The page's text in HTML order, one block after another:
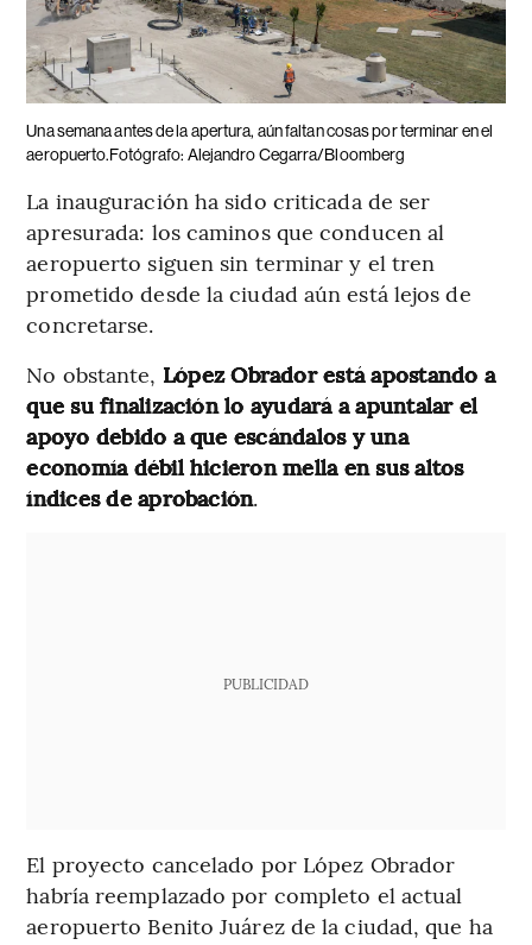
Una semana antes de la apertura, aún faltan cosas por terminar en el
aeropuerto.Fotógrafo: Alejandro Cegarra/Bloomberg
La inauguración ha sido criticada de ser
apresurada: los caminos que conducen al
aeropuerto siguen sin terminar y el tren
prometido desde la ciudad aún está lejos de
concretarse.
No obstante, López Obrador está apostando a
que su finalización lo ayudará a apuntalar el
apoyo debido a que escándalos y una
economía débil hicieron mella en sus altos
índices de aprobación.
PUBLICIDAD
El proyecto cancelado por López Obrador
habría reemplazado por completo el actual
aeropuerto Benito Juárez de la ciudad, que ha